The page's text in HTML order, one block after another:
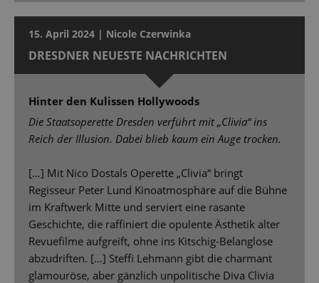
15. April 2024 | Nicole Czerwinka
DRESDNER NEUESTE NACHRICHTEN
Hinter den Kulissen Hollywoods
Die Staatsoperette Dresden verführt mit „Clivia“ ins
Reich der Illusion. Dabei blieb kaum ein Auge trocken.
[…] Mit Nico Dostals Operette „Clivia“ bringt
Regisseur Peter Lund Kinoatmosphäre auf die Bühne
im Kraftwerk Mitte und serviert eine rasante
Geschichte, die raffiniert die opulente Ästhetik alter
Revuefilme aufgreift, ohne ins Kitschig-Belanglose
abzudriften. […] Steffi Lehmann gibt die charmant
glamouröse, aber gänzlich unpolitische Diva Clivia